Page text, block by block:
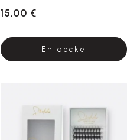
15,00 €
Entdecke